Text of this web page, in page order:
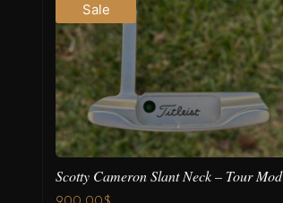
Sale
Scotty Cameron Slant Neck – Tour Mod